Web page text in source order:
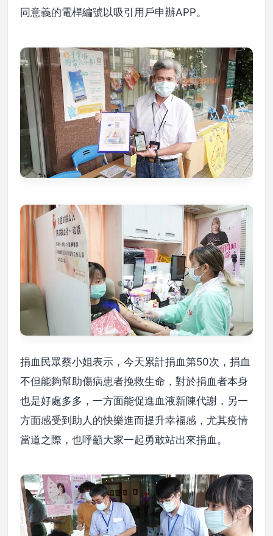
同意義的電桿編號以吸引用戶申辦APP。
捐血民眾蔡小姐表示，今天累計捐血第50次，捐血
不但能夠幫助傷病患者挽救生命，對於捐血者本身
也是好處多多，一方面能促進血液新陳代謝，另一
方面感受到助人的快樂進而提升幸福感，尤其疫情
當道之際，也呼籲大家一起勇敢站出來捐血。